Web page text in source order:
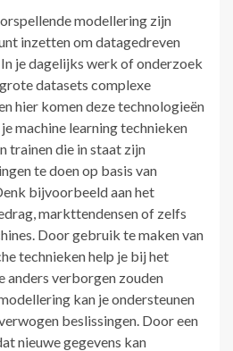
modellering zijn
inzetten om datagedreven
je dagelijks werk of onderzoek
datasets complexe
hier komen deze technologieën
machine learning technieken
trainen die in staat zijn
te doen op basis van
bijvoorbeeld aan het
markttendensen of zelfs
Door gebruik te maken van
technieken help je bij het
anders verborgen zouden
kan je ondersteunen
beslissingen. Door een
nieuwe gegevens kan